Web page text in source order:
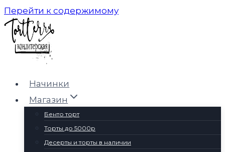
Перейти к содержимому
Начинки
Магазин
Бенто торт
Торты до 5000р
Десерты и торты в наличии